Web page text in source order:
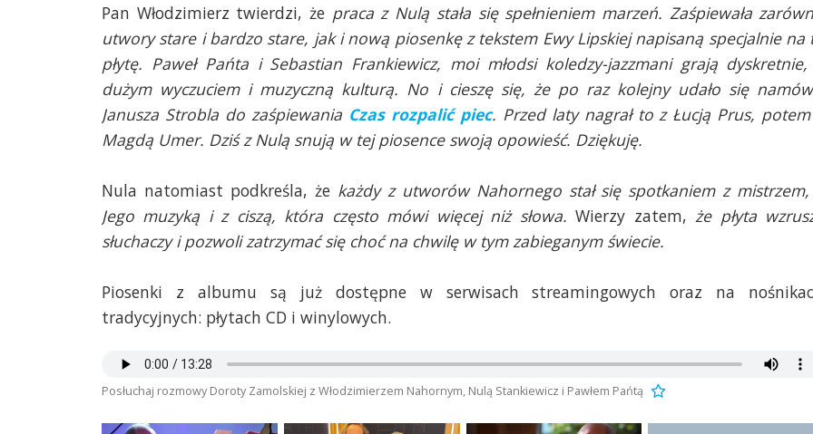
Pan Włodzimierz twierdzi, że praca z Nulą stała się spełnieniem marzeń. Zaśpiewała
utwory stare i bardzo stare, jak i nową piosenkę z tekstem Ewy Lipskiej napisaną specjalnie na
płytę. Paweł Pańta i Sebastian Frankiewicz, moi młodsi koledzy-jazzmani grają
dużym wyczuciem i muzyczną kulturą. No i cieszę się, że po raz kolejny udało się
Janusza Strobla do zaśpiewania Czas rozpalić piec. Przed laty nagrał to z Łucją Prus,
Magdą Umer. Dziś z Nulą snują w tej piosence swoją opowieść. Dziękuję.
Nula natomiast podkreśla, że każdy z utworów Nahornego stał się spotkaniem z
Jego muzyką i z ciszą, która często mówi więcej niż słowa.Wierzy zatem,że płyta
słuchaczy i pozwoli zatrzymać się choć na chwilę w tym zabieganym świecie.
Piosenki z albumu są już dostępne w serwisach streamingowych oraz na
tradycyjnych: płytach CD i winylowych.
Posłuchaj rozmowy Doroty Zamolskiej z Włodzimierzem Nahornym, Nulą Stankiewicz i Pawłem Pańtą